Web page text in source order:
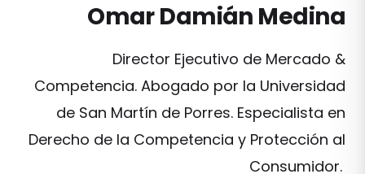
Omar Damián Medina
Director Ejecutivo de Mercado &
Competencia. Abogado por la Universidad
de San Martín de Porres. Especialista en
Derecho de la Competencia y Protección al
Consumidor.